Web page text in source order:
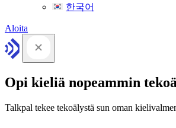
한국어
Aloita
Opi kieliä nopeammin
Talkpal tekee tekoälystä sun oman